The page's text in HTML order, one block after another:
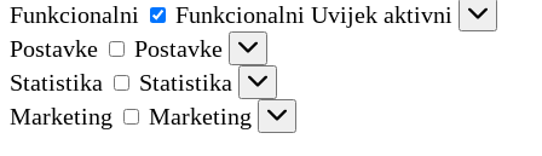
Funkcionalni
Funkcionalni Uvijek aktivni
Postavke
Postavke
Statistika
Statistika
Marketing
Marketing